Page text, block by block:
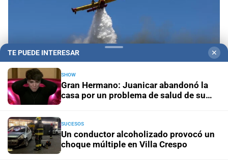
Propiedad privada y derechos
ambientales cuestionan la reforma por su posible
regresión en materia ambiental
TE PUEDE INTERESAR ✕
SHOW
Gran Hermano: Juanicar abandonó la
casa por un problema de salud de su
SUCESOS
Un conductor alcoholizado provocó un
choque múltiple en Villa Crespo